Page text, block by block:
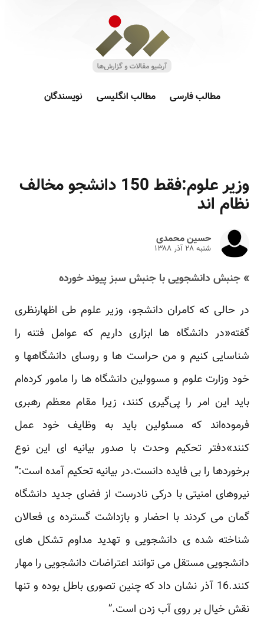
مطالب فارسی مطالب انگلیسی نویسندگان
وزیر علوم:فقط 150 دانشجو مخالف
نظام اند
حسین محمدی
شنبه ۲۸ آذر ۱۳۸۸
» جنبش دانشجویی با جنبش سبز پیوند خورده
در حالی که کامران دانشجو، وزیر علوم طی اظهارنظری
گفته«در دانشگاه ها ابزاری داریم که عوامل فتنه را
شناسایی کنیم و من حراست ها و روسای دانشگاهها و
خود وزارت علوم و مسوولین دانشگاه ها را مامور کرده‌ام
باید این امر را پی‌گیری کنند، زیرا مقام معظم رهبری
فرموده‌اند که مسئولین باید به وظایف خود عمل
کنند»دفتر تحکیم وحدت با صدور بیانیه ای این نوع
برخوردها را بی فایده دانست.در بیانیه تحکیم آمده است:”
نیروهای امنیتی با درکی نادرست از فضای جدید دانشگاه
گمان می کردند با احضار و بازداشت گسترده ی فعالان
شناخته شده ی دانشجویی و تهدید مداوم تشکل های
دانشجویی مستقل می توانند اعتراضات دانشجویی را مهار
کنند.16 آذر نشان داد که چنین تصوری باطل بوده و تنها
نقش خیال بر روی آب زدن است.”